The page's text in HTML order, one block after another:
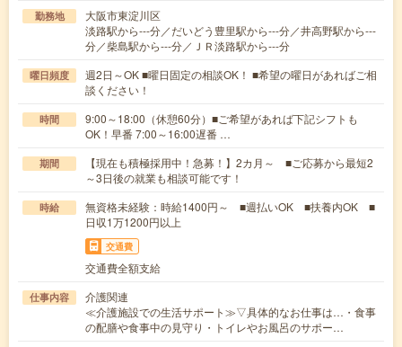
勤務地
大阪市東淀川区
淡路駅から---分／だいどう豊里駅から---分／井高野駅から---
分／柴島駅から---分／ＪＲ淡路駅から---分
曜日頻度
週2日～OK ■曜日固定の相談OK！ ■希望の曜日があればご相
談ください！
時間
9:00～18:00（休憩60分）■ご希望があれば下記シフトも
OK！早番 7:00～16:00遅番 …
期間
【現在も積極採用中！急募！】2カ月～ ■ご応募から最短2
～3日後の就業も相談可能です！
時給
無資格未経験：時給1400円～ ■週払いOK ■扶養内OK ■
日収1万1200円以上
交通費
交通費全額支給
仕事内容
介護関連
≪介護施設での生活サポート≫▽具体的なお仕事は…・食事
の配膳や食事中の見守り・トイレやお風呂のサポー…